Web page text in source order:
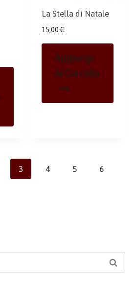
La Stella di Natale
15,00 €
Aggiungi
Al Carrello
3 4 5 6
Cerca